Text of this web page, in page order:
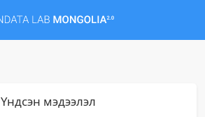
Үндсэн мэдээлэл